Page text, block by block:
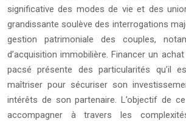
significative des modes de vie et des
grandissante soulève des interrogations
gestion patrimoniale des couples,
d’acquisition immobilière. Financer un
pacsé présente des particularités qu’il
maîtriser pour sécuriser son
intérêts de son partenaire. L’objectif de
accompagner à travers les